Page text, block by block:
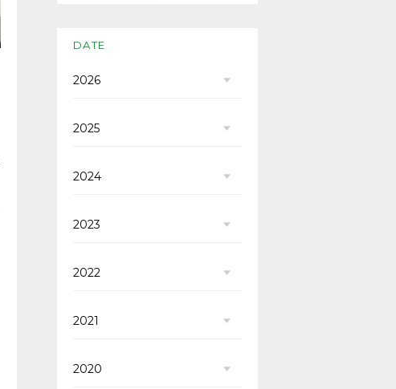
DATE
2026
2025
2024
2023
2022
2021
2020